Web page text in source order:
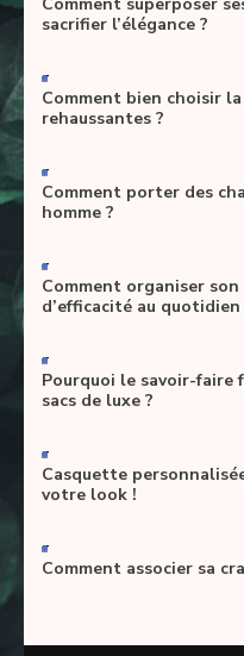
sacrifier l’élégance ?
-
Comment bien choisir
rehaussantes ?
-
Comment porter des
homme ?
-
Comment organiser
d’efficacité au quotidien
-
Pourquoi le savoir-faire
sacs de luxe ?
-
Casquette
votre look !
-
Comment associer sa